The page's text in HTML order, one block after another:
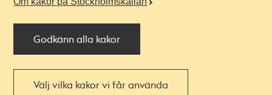
Godkänn alla kakor
Välj vilka kakor vi får använda